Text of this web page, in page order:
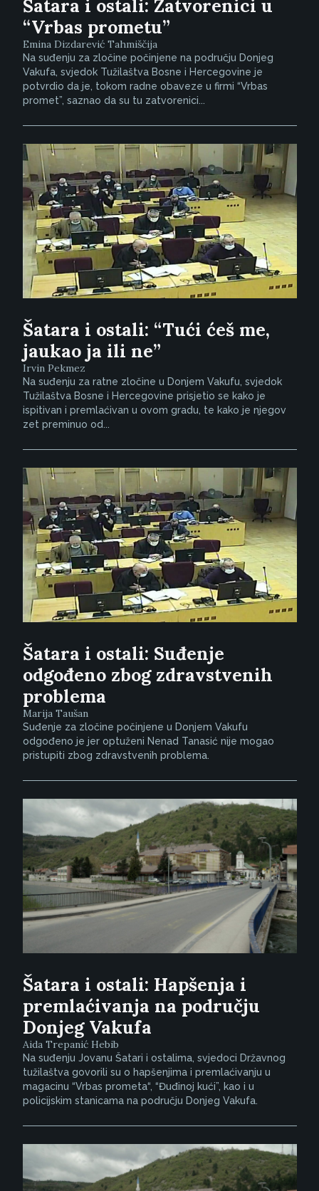
Šatara i ostali: Zatvorenici u
“Vrbas prometu”
Emina Dizdarević Tahmiščija
Na suđenju za zločine počinjene na području Donjeg
Vakufa, svjedok Tužilaštva Bosne i Hercegovine je
potvrdio da je, tokom radne obaveze u firmi “Vrbas
promet”, saznao da su tu zatvorenici...
Šatara i ostali: “Tući ćeš me,
jaukao ja ili ne”
Irvin Pekmez
Na suđenju za ratne zločine u Donjem Vakufu, svjedok
Tužilaštva Bosne i Hercegovine prisjetio se kako je
ispitivan i premlaćivan u ovom gradu, te kako je njegov
zet preminuo od...
Šatara i ostali: Suđenje
odgođeno zbog zdravstvenih
problema
Marija Taušan
Suđenje za zločine počinjene u Donjem Vakufu
odgođeno je jer optuženi Nenad Tanasić nije mogao
pristupiti zbog zdravstvenih problema.
Šatara i ostali: Hapšenja i
premlaćivanja na području
Donjeg Vakufa
Aida Trepanić Hebib
Na suđenju Jovanu Šatari i ostalima, svjedoci Državnog
tužilaštva govorili su o hapšenjima i premlaćivanju u
magacinu “Vrbas prometa“, “Đuđinoj kući”, kao i u
policijskim stanicama na području Donjeg Vakufa.